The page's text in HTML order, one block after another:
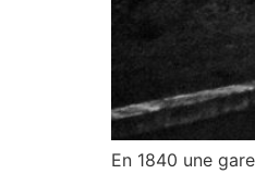
En 1840 une